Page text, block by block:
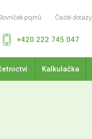
pojmů Časté dotazy
+420 222 745 047
Kalkulačka